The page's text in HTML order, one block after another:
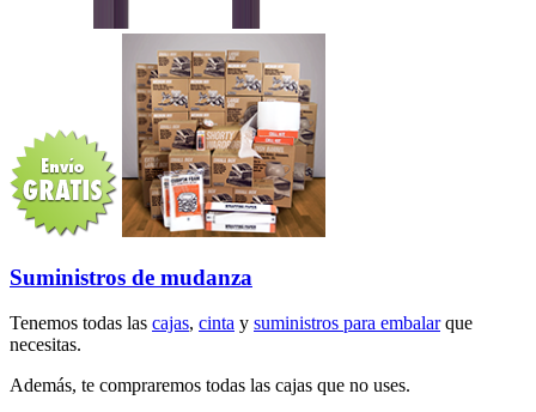
Suministros de mudanza
Tenemos todas las cajas, cinta y suministros para embalarque
necesitas.
Además, te compraremos todas las cajas que no uses.